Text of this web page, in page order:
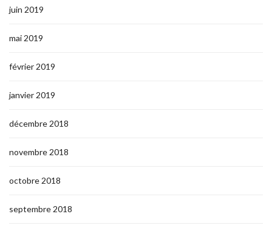
juin 2019
mai 2019
février 2019
janvier 2019
décembre 2018
novembre 2018
octobre 2018
septembre 2018